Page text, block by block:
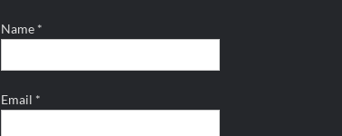
Name *
Email *